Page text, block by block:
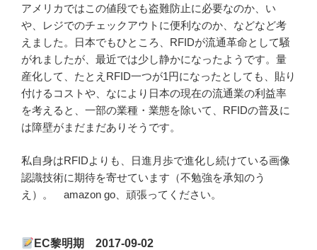
アメリカではこの値段でも盗難防止に必要なのか、い
や、レジでのチェックアウトに便利なのか、などなど考
えました。日本でもひところ、RFIDが流通革命として騒
がれましたが、最近では少し静かになったようです。量
産化して、たとえRFID一つが1円になったとしても、貼り
付けるコストや、なにより日本の現在の流通業の利益率
を考えると、一部の業種・業態を除いて、RFIDの普及に
は障壁がまだまだありそうです。
私自身はRFIDよりも、日進月歩で進化し続けている画像
認識技術に期待を寄せています（不勉強を承知のう
え）。 amazon go、頑張ってください。
EC黎明期 2017-09-02